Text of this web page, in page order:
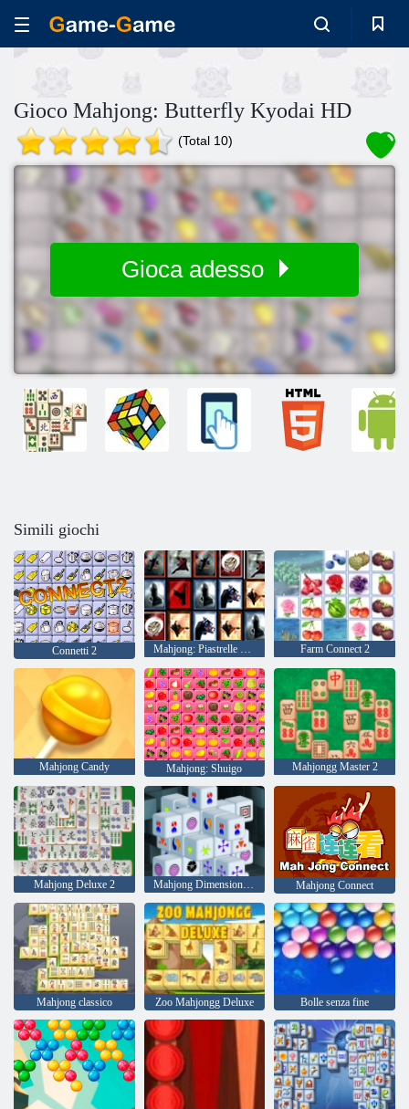
Gioco Mahjong: Butterfly Kyodai HD
(Total 10)
Gioca adesso
Simili giochi
Connetti 2 Mahjong: Piastrelle di inaspettato! Farm Connect 2
Mahjong Candy Mahjong: Shuigo Mahjongg Master 2
Mahjong Deluxe 2 Mahjong Dimensions 15 minuti Mahjong Connect
Mahjong classico Zoo Mahjongg Deluxe Bolle senza fine